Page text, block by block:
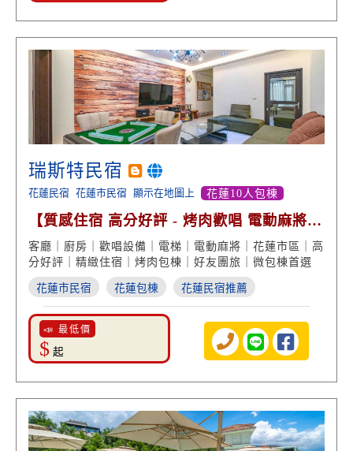
瑞斯特民宿
花蓮民宿 花蓮市民宿 顯示在地圖上 花蓮10人包棟
【質感住宿 高分好評 - 烤肉歡唱 電動麻將
設備俱全】
客廳｜廚房｜歡唱設備｜電梯｜電動麻將｜花蓮市區｜高
分好評｜精緻住宿｜烤肉包棟｜好友團旅｜微包棟首選
花蓮市民宿 花蓮包棟 花蓮民宿推薦
📣 最低價
$ 起